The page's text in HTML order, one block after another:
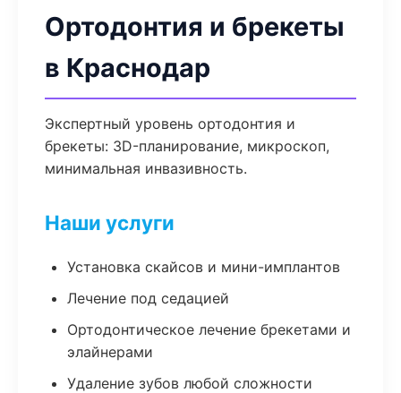
Ортодонтия и брекеты
в Краснодар
Экспертный уровень ортодонтия и
брекеты: 3D-планирование, микроскоп,
минимальная инвазивность.
Наши услуги
Установка скайсов и мини-имплантов
Лечение под седацией
Ортодонтическое лечение брекетами и
элайнерами
Удаление зубов любой сложности